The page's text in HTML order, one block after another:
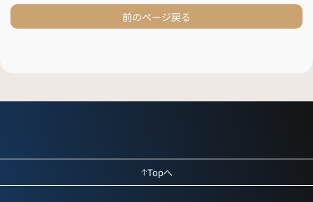
前のページ戻る
Topへ